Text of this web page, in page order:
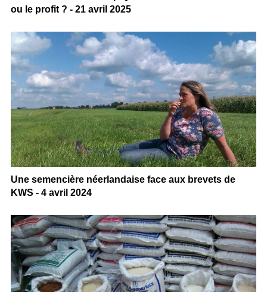
ou le profit ? - 21 avril 2025
Une semencière néerlandaise face aux brevets de
KWS - 4 avril 2024